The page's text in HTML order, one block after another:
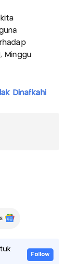
Minggu
Dinafkahi
Follow